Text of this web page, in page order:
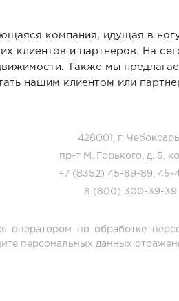
компания, идущая в
клиентов и партнеров. На
Также мы
нашим клиентом или
428001, г.
пр-т М. Горького, д. 5,
+7 (8352) 45-89-89 45-
8 (800) 300-39-39
оператором по обработке
персональных данных